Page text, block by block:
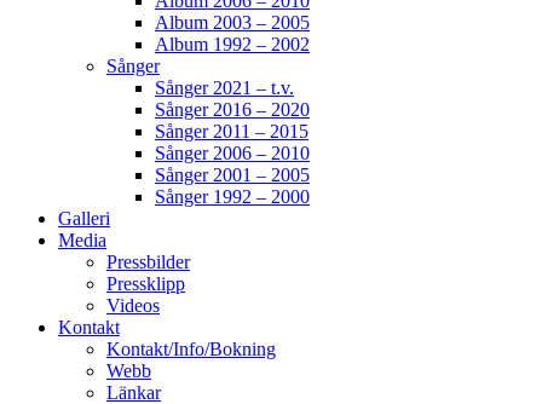
Album 2003 – 2005
Album 1992 – 2002
Sånger
Sånger 2021 – t.v.
Sånger 2016 – 2020
Sånger 2011 – 2015
Sånger 2006 – 2010
Sånger 2001 – 2005
Sånger 1992 – 2000
Galleri
Media
Pressbilder
Pressklipp
Videos
Kontakt
Kontakt/Info/Bokning
Webb
Länkar